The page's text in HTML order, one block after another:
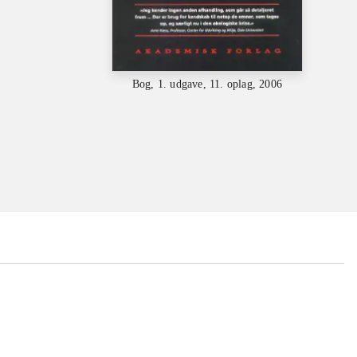
Bog, 1. udgave, 11. oplag, 2006